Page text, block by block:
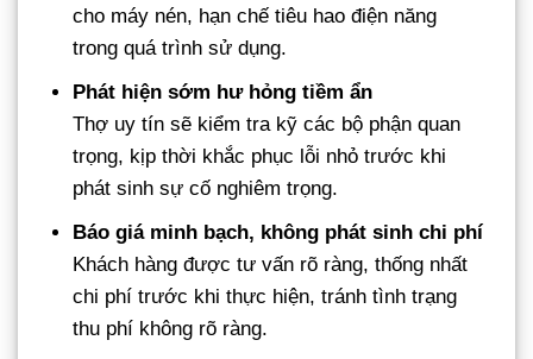
cho máy nén, hạn chế tiêu hao điện năng
trong quá trình sử dụng.
Phát hiện sớm hư hỏng tiềm ẩn
Thợ uy tín sẽ kiểm tra kỹ các bộ phận quan
trọng, kịp thời khắc phục lỗi nhỏ trước khi
phát sinh sự cố nghiêm trọng.
Báo giá minh bạch, không phát sinh chi phí
Khách hàng được tư vấn rõ ràng, thống nhất
chi phí trước khi thực hiện, tránh tình trạng
thu phí không rõ ràng.